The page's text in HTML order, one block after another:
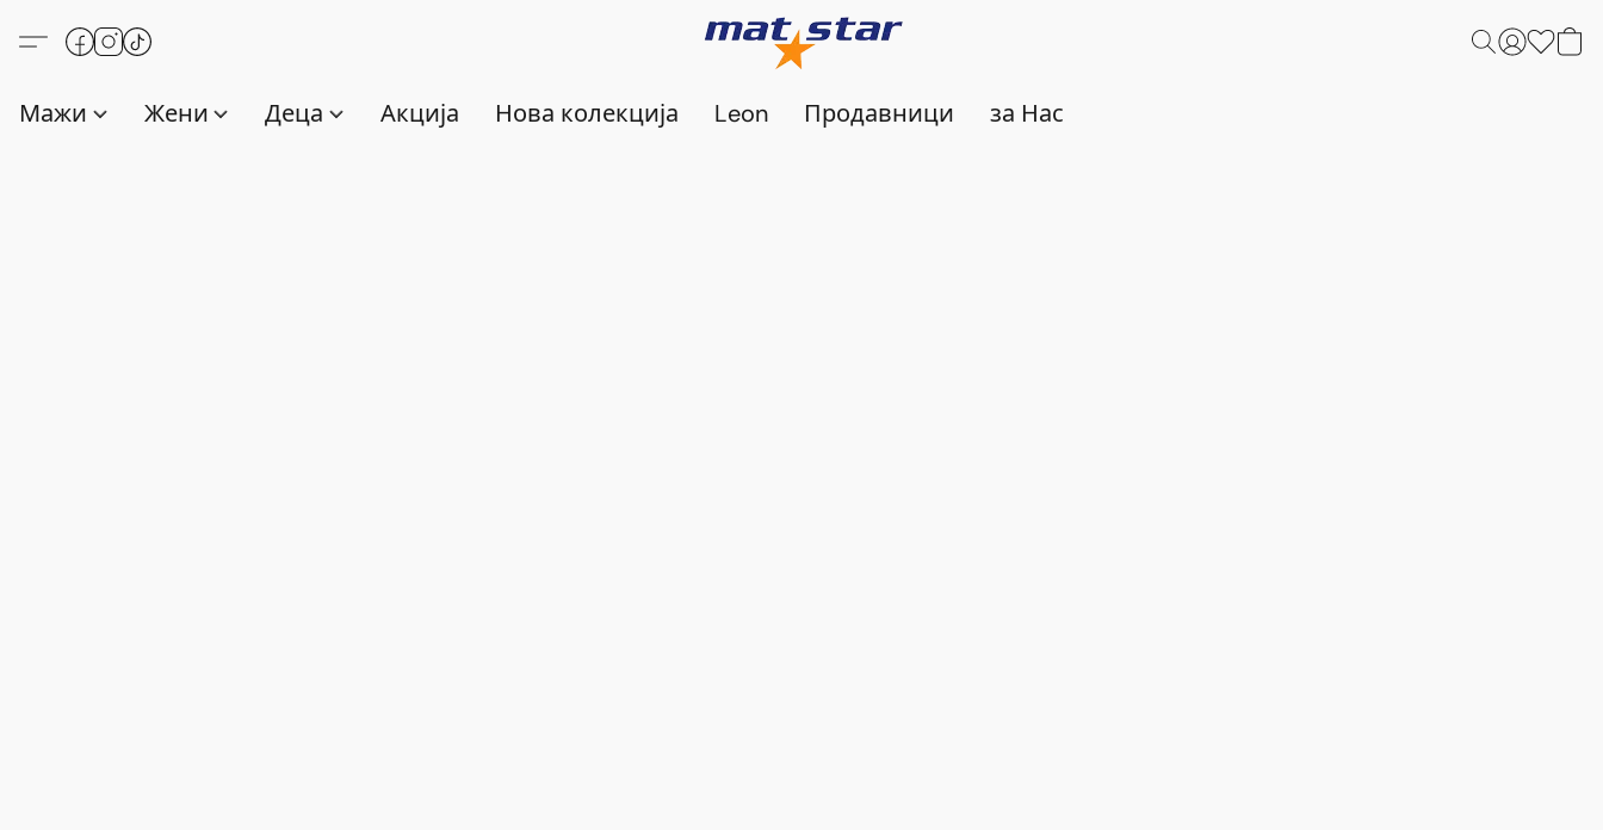
Мажи Жени Деца Акција Нова колекција Leon Продавници за Нас